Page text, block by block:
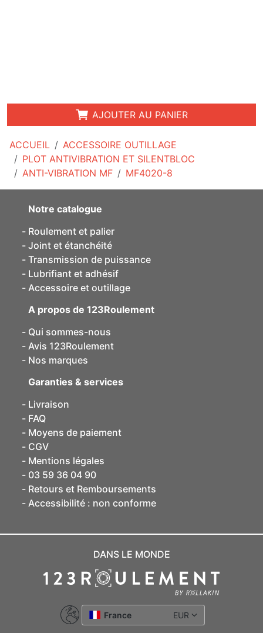
ACCUEIL
ACCESSOIRE OUTILLAGE
PLOT ANTIVIBRATION ET SILENTBLOC
ANTI-VIBRATION MF
MF4020-8
AJOUTER AU PANIER
Notre catalogue
Roulement et palier
Joint et étanchéité
Transmission de puissance
Lubrifiant et adhésif
Accessoire et outillage
A propos de 123Roulement
Qui sommes-nous
Avis 123Roulement
Nos marques
Garanties & services
Livraison
FAQ
Moyens de paiement
CGV
Mentions légales
03 59 36 04 90
Retours et Remboursements
Accessibilité : non conforme
DANS LE MONDE
France EUR